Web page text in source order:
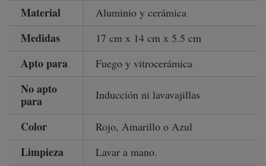
Material Aluminio y cerámica
Medidas 17 cm x 14 cm x 5.5 cm
Apto para Fuego y vitrocerámica
No apto
para
Inducción ni lavavajillas
Color Rojo, Amarillo o Azul
Limpieza Lavar a mano.